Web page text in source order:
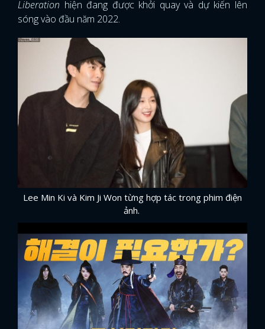
x
ĐĂNG NHẬP
Liberation hiện đang được khởi quay và dự kiến lên
sóng vào đầu năm 2022.
Lee Min Ki và Kim Ji Won từng hợp tác trong phim điện
ảnh.